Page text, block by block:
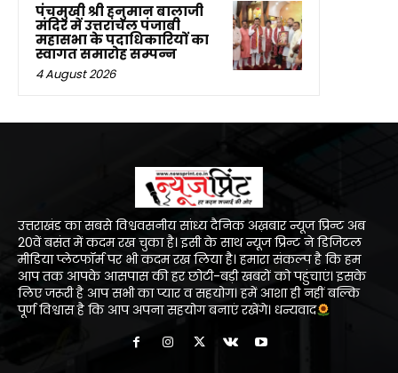
पंचमुखी श्री हनुमान बालाजी
मंदिर में उत्तरांचल पंजाबी
महासभा के पदाधिकारियों का
स्वागत समारोह सम्पन्न
4 August 2026
उत्तराखंड का सबसे विश्ववसनीय सांध्य दैनिक अख़बार न्यूज प्रिन्ट अब
20वें बसंत में कदम रख चुका है। इसी के साथ न्यूज प्रिन्ट ने डिजिटल
मीडिया प्लेटफॉर्म पर भी कदम रख लिया है। हमारा संकल्प है कि हम
आप तक आपके आसपास की हर छोटी-बड़ी खबरों को पहुंचाएं। इसके
लिए जरूरी है आप सभी का प्यार व सहयोग। हमें आशा ही नहीं बल्कि
पूर्ण विश्वास है कि आप अपना सहयोग बनाएं रखेंगे। धन्यवाद